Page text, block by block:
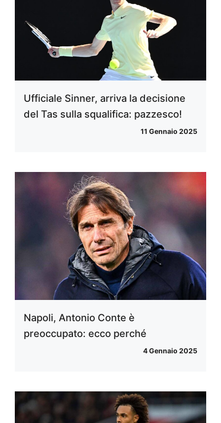
Ufficiale Sinner, arriva la decisione
del Tas sulla squalifica: pazzesco!
11 Gennaio 2025
Napoli, Antonio Conte è
preoccupato: ecco perché
4 Gennaio 2025